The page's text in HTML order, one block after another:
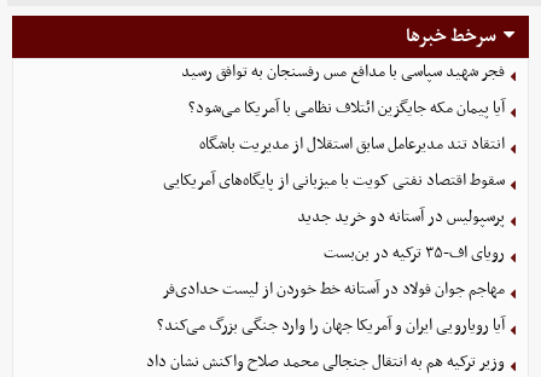
سرخط خبرها
فجر شهید سپاسی با مدافع مس رفسنجان به توافق رسید
آیا پیمان مکه جایگزین ائتلاف نظامی با آمریکا می‌شود؟
انتقاد تند مدیرعامل سابق استقلال از مدیریت باشگاه
سقوط اقتصاد نفتی کویت با میزبانی از پایگاه‌های آمریکایی
پرسپولیس در آستانه دو خرید جدید
رویای اف-۳۵ ترکیه در بن‌بست
مهاجم جوان فولاد در آستانه خط خوردن از لیست حدادی‌فر
آیا رویارویی ایران و آمریکا جهان را وارد جنگی بزرگ می‌کند؟
وزیر ترکیه هم به انتقال جنجالی محمد صلاح واکنش نشان داد